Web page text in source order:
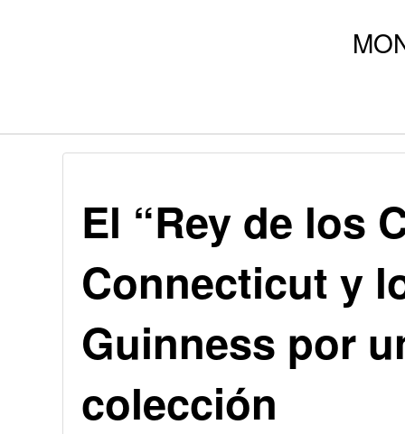
El “Rey de los
Connecticut y
Guinness por
colección